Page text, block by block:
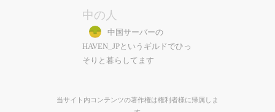
中の人
中国サーバーの
HAVEN_JPというギルドでひっ
そりと暮らしてます
当サイト内コンテンツの著作権は権利者様に帰属しま